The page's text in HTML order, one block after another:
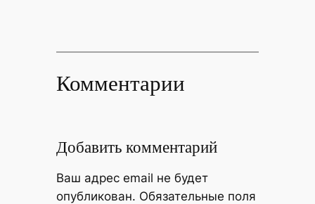
Комментарии
Добавить комментарий
Ваш адрес email не будет
опубликован. Обязательные поля